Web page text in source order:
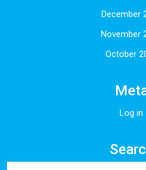
December
November
October
Log in